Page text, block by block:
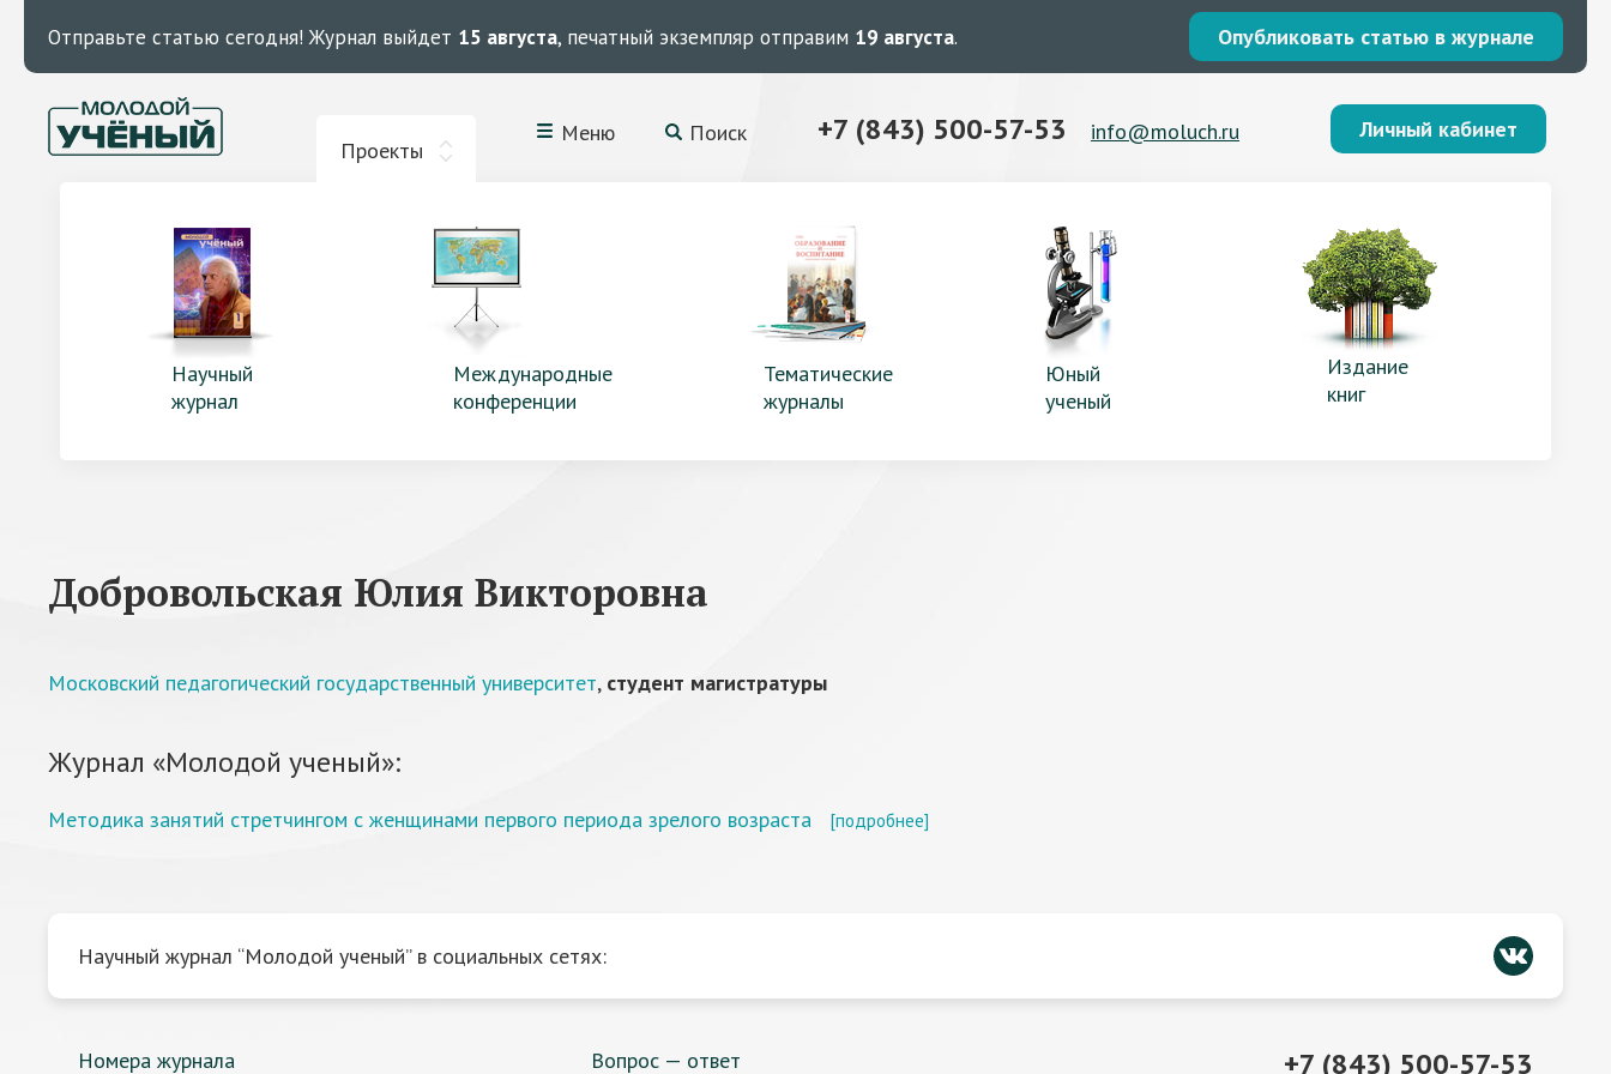
Отправьте статью сегодня! Журнал выйдет 15 августа, печатный экземпляр отправим 19 августа. Опубликовать статью в журнале
Проекты
Меню Поиск +7 (843) 500-57-53 info@moluch.ru Личный кабинет
Научный
журнал
Международные
конференции
Тематические
журналы
Юный
ученый
Издание
книг
Добровольская Юлия Викторовна
Московский педагогический государственный университет, студент магистратуры
Журнал «Молодой ученый»:
Методика занятий стретчингом с женщинами первого периода зрелого возраста [подробнее]
Научный журнал “Молодой ученый” в социальных сетях:
Номера журнала Вопрос — ответ +7 (843) 500-57-53